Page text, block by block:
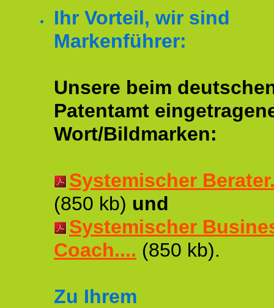
Ihr Vorteil, wir sind
Markenführer:
Unsere beim
Patentamt
Wort/Bildmarken:
Systemischer
(850 kb) und
Systemischer
Coach.... (850 kb).
Zu Ihrem